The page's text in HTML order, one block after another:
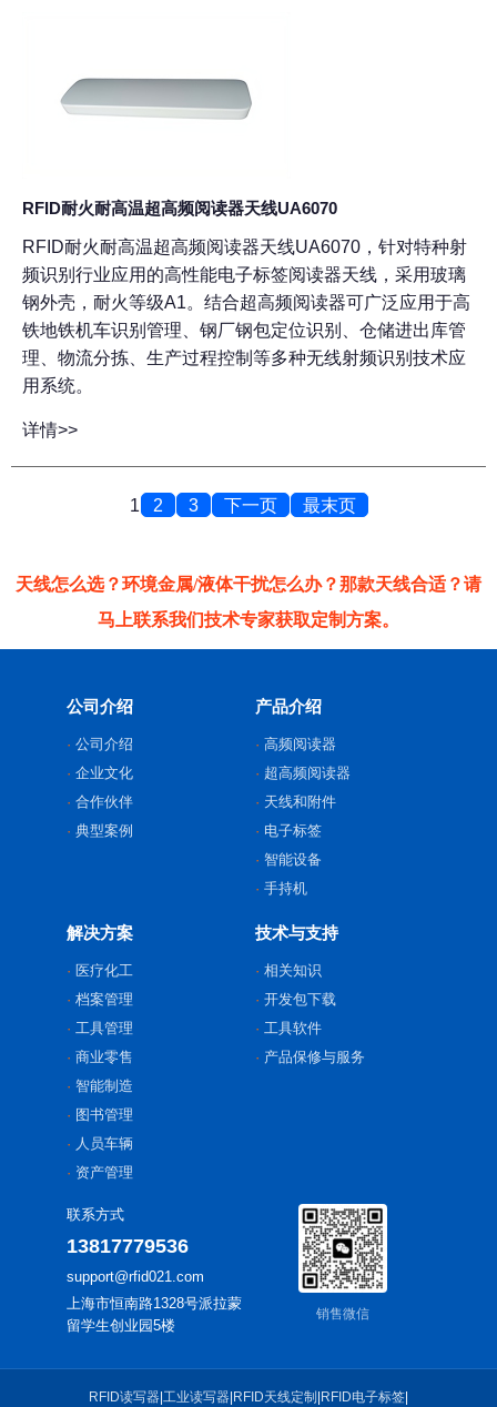
RFID耐火耐高温超高频阅读器天线UA6070
RFID耐火耐高温超高频阅读器天线UA6070，针对特种射
频识别行业应用的高性能电子标签阅读器天线，采用玻璃
钢外壳，耐火等级A1。结合超高频阅读器可广泛应用于高
铁地铁机车识别管理、钢厂钢包定位识别、仓储进出库管
理、物流分拣、生产过程控制等多种无线射频识别技术应
用系统。
详情>>
1 2 3 下一页 最末页
天线怎么选？环境金属/液体干扰怎么办？那款天线合适？请
马上联系我们技术专家获取定制方案。
公司介绍
公司介绍
企业文化
合作伙伴
典型案例
产品介绍
高频阅读器
超高频阅读器
天线和附件
电子标签
智能设备
手持机
解决方案
医疗化工
档案管理
工具管理
商业零售
智能制造
图书管理
人员车辆
资产管理
技术与支持
相关知识
开发包下载
工具软件
产品保修与服务
联系方式
13817779536
support@rfid021.com
上海市恒南路1328号派拉蒙
留学生创业园5楼
销售微信
RFID读写器| 工业读写器| RFID天线定制 RFID电子标签|